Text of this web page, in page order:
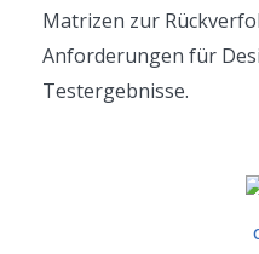
Matrizen zur
Anforderungen für
Testergebnisse.